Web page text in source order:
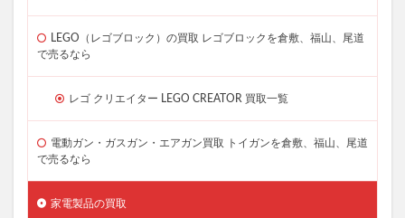
LEGO（レゴブロック）の買取 レゴブロックを倉敷、福山、尾道
で売るなら
レゴ クリエイター LEGO CREATOR 買取一覧
電動ガン・ガスガン・エアガン買取 トイガンを倉敷、福山、尾道
で売るなら
家電製品の買取